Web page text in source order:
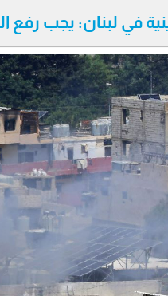
في لبنان: يجب رفع